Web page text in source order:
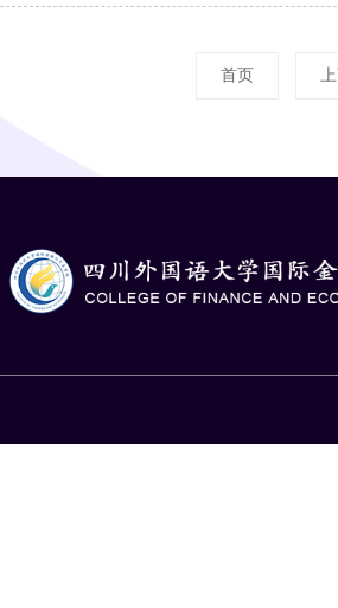
首页 上